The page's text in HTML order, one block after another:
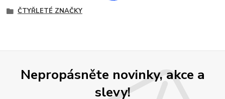
ČTYŘLETÉ ZNAČKY
Nepropásněte novinky, akce a
slevy!